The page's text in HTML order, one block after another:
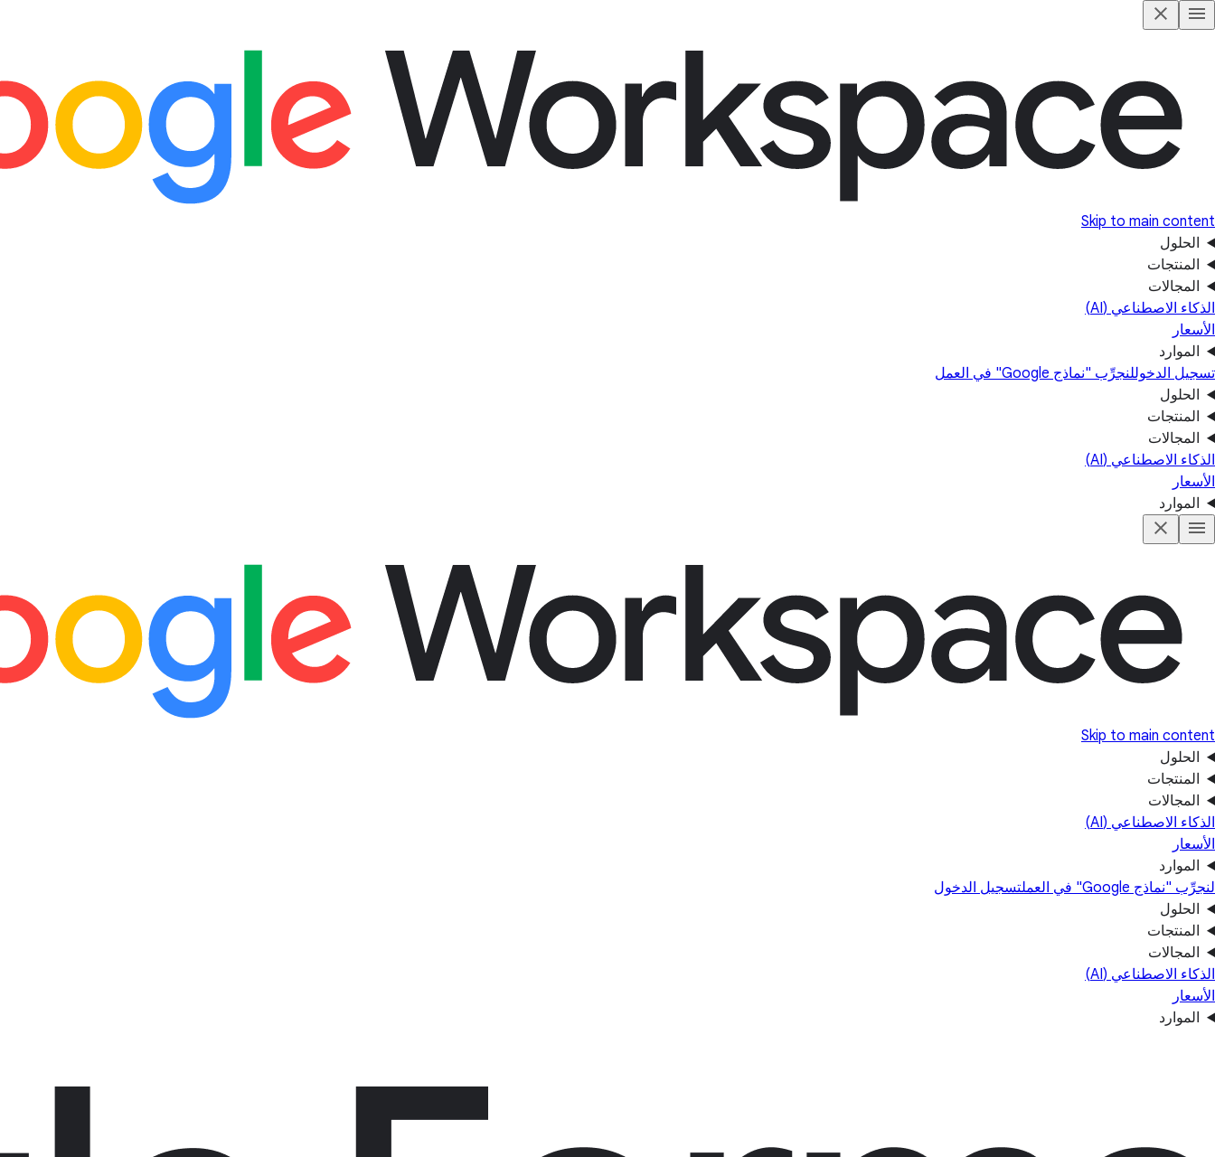
Skip to main content
الحلول
المنتجات
المجالات
الذكاء الاصطناعي (AI)
الأسعار
الموارد
تسجيل الدخوللنجرِّب "نماذج Google" في العمل
الحلول
المنتجات
المجالات
الذكاء الاصطناعي (AI)
الأسعار
الموارد
Skip to main content
الحلول
المنتجات
المجالات
الذكاء الاصطناعي (AI)
الأسعار
الموارد
لنجرِّب "نماذج Google" في العمل
تسجيل الدخول
الحلول
المنتجات
المجالات
الذكاء الاصطناعي (AI)
الأسعار
الموارد